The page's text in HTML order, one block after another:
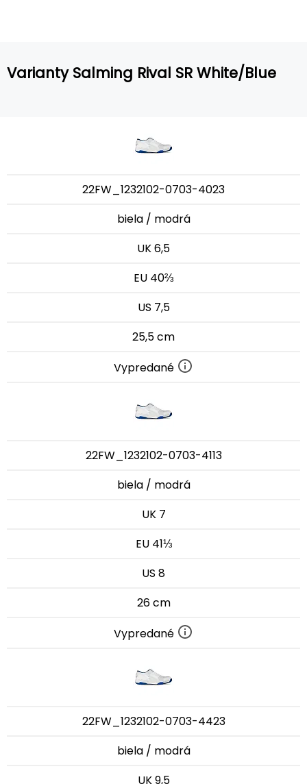
Varianty Salming Rival SR White/Blue
22FW_1232102-0703-4023
biela / modrá
UK 6,5
EU 40⅔
US 7,5
25,5 cm
Vypredané
22FW_1232102-0703-4113
biela / modrá
UK 7
EU 41⅓
US 8
26 cm
Vypredané
22FW_1232102-0703-4423
biela / modrá
UK 9,5